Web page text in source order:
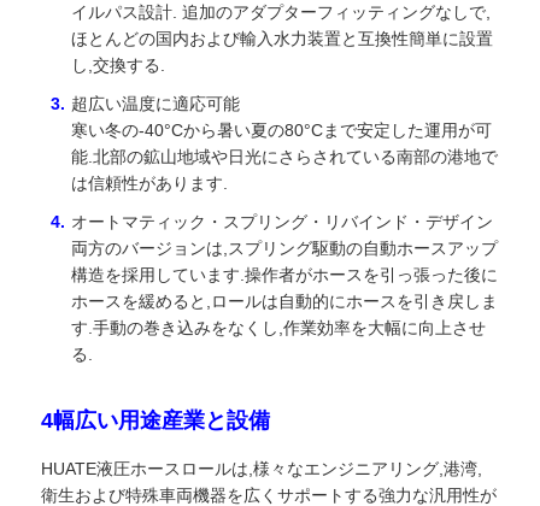
イルパス設計. 追加のアダプターフィッティングなしで,
ほとんどの国内および輸入水力装置と互換性簡単に設置
し,交換する.
超広い温度に適応可能
寒い冬の-40°Cから暑い夏の80°Cまで安定した運用が可
能.北部の鉱山地域や日光にさらされている南部の港地で
は信頼性があります.
オートマティック・スプリング・リバインド・デザイン
両方のバージョンは,スプリング駆動の自動ホースアップ
構造を採用しています.操作者がホースを引っ張った後に
ホースを緩めると,ロールは自動的にホースを引き戻しま
す.手動の巻き込みをなくし,作業効率を大幅に向上させ
る.
4幅広い用途産業と設備
HUATE液圧ホースロールは,様々なエンジニアリング,港湾,
衛生および特殊車両機器を広くサポートする強力な汎用性が